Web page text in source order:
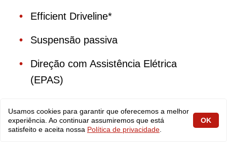
Efficient Driveline*
Suspensão passiva
Direção com Assistência Elétrica
(EPAS)
(DSC)
Usamos cookies para garantir que oferecemos a melhor
experiência. Ao continuar assumiremos que está
satisfeito e aceita nossa Política de privacidade
OK